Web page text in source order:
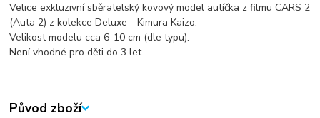
Velice exkluzivní sběratelský kovový model autíčka z filmu CARS 2
(Auta 2) z kolekce Deluxe - Kimura Kaizo.
Velikost modelu cca 6-10 cm (dle typu).
Není vhodné pro děti do 3 let.
Původ zboží